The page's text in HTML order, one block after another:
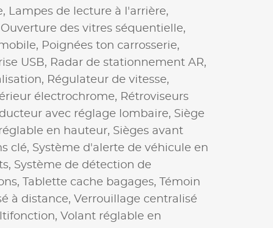
Lampes de lecture à l'arrière,
Ouverture des vitres séquentielle,
Poignées ton carrosserie,
USB, Radar de stationnement AR,
Régulateur de vitesse,
électrochrome, Rétroviseurs
avec réglage lombaire, Siège
en hauteur, Sièges avant
clé, Système d'alerte de véhicule en
Système de détection de
Tablette cache bagages,
Témoin
à distance, Verrouillage centralisé
Volant réglable en